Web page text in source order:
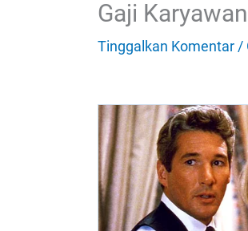
Gaji
Tinggalkan Komentar /